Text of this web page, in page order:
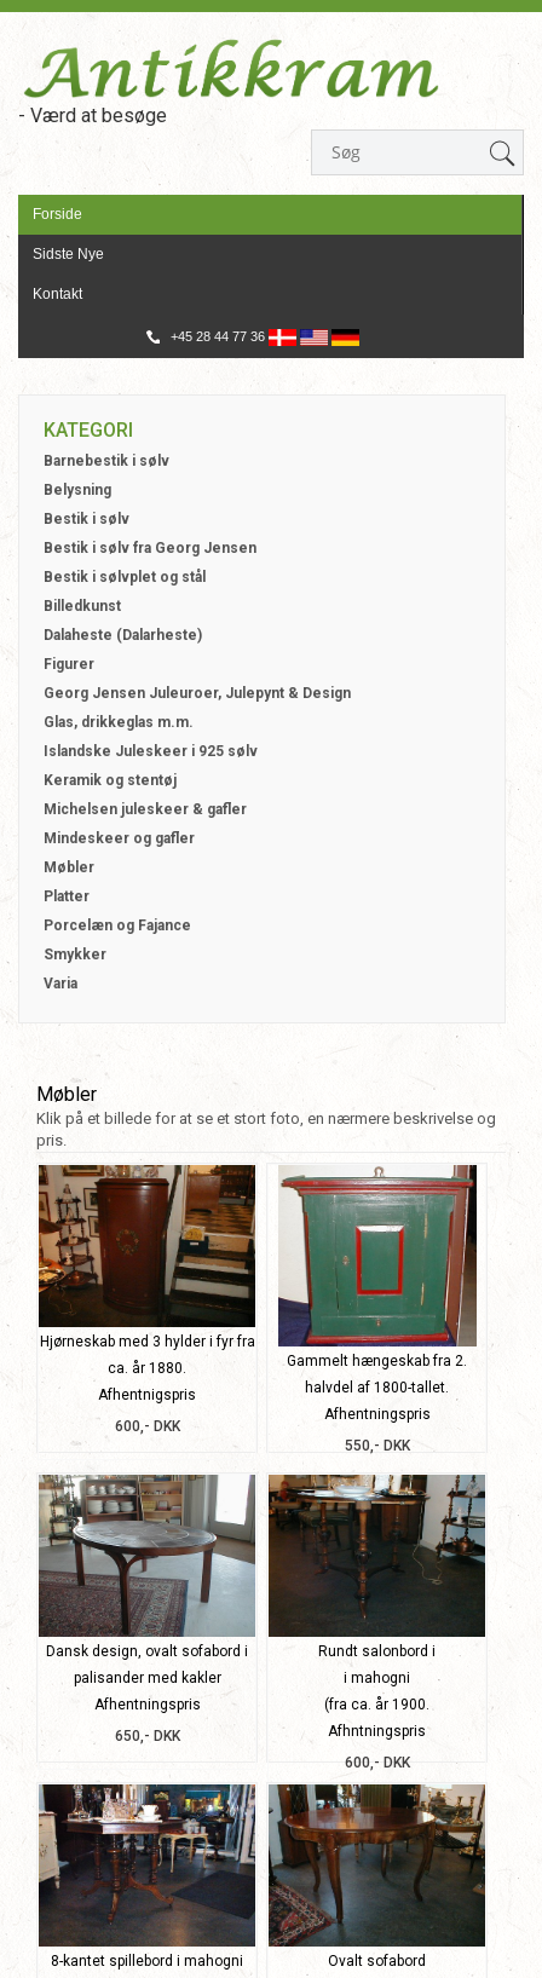
- Værd at besøge
Forside
Sidste Nye
Kontakt
+45 28 44 77 36
KATEGORI
Barnebestik i sølv
Belysning
Bestik i sølv
Bestik i sølv fra Georg Jensen
Bestik i sølvplet og stål
Billedkunst
Dalaheste (Dalarheste)
Figurer
Georg Jensen Juleuroer, Julepynt & Design
Glas, drikkeglas m.m.
Islandske Juleskeer i 925 sølv
Keramik og stentøj
Michelsen juleskeer & gafler
Mindeskeer og gafler
Møbler
Platter
Porcelæn og Fajance
Smykker
Varia
Møbler
Klik på et billede for at se et stort foto, en nærmere beskrivelse og
pris.
Hjørneskab med 3 hylder i fyr fra
ca. år 1880.
Afhentnigspris
600,- DKK
Gammelt hængeskab fra 2.
halvdel af 1800-tallet.
Afhentningspris
550,- DKK
Dansk design, ovalt sofabord i
palisander med kakler
Afhentningspris
650,- DKK
Rundt salonbord i
i mahogni
(fra ca. år 1900.
Afhntningspris
600,- DKK
8-kantet spillebord i mahogni
Ovalt sofabord